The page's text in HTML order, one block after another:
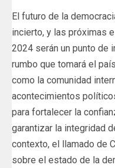
El futuro de la
incierto, y las próximas
2024 serán un punto de
rumbo que tomará el
como la comunidad
acontecimientos
para fortalecer la
garantizar la integridad
contexto, el llamado de
sobre el estado de la